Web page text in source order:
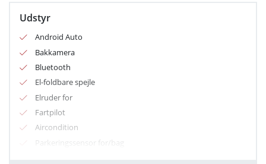
Udstyr
Android Auto
Bakkamera
Bluetooth
El-foldbare spejle
Elruder for
Fartpilot
Aircondition
Parkeringssensor for/bag